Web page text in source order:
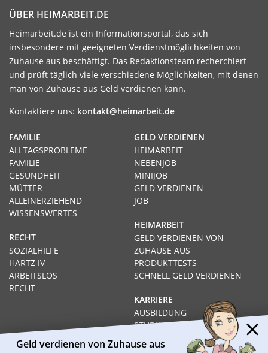
ÜBER HEIMARBEIT.DE
Heimarbeit.de ist ein Informationsportal, das sich
insbesondere mit geeigneten Verdienstmöglichkeiten von
Zuhause aus beschäftigt. Das Redaktionsteam recherchiert
und prüft täglich viele verschiedene Möglichkeiten, mit denen
man von Zuhause aus Geld verdienen kann.
Kontaktiere uns: kontakt@heimarbeit.de
GELD VERDIENEN
HEIMARBEIT
NEBENJOB
MINIJOB
GELD VERDIENEN
JOB
HEIMARBEIT
GELD VERDIENEN VON
ZUHAUSE AUS
PRODUKTTESTS
SCHNELL GELD VERDIENEN
KARRIERE
AUSBILDUNG
STUDIUM
GEHÄLTER
FAMILIE
ALLTAGSPROBLEME
FAMILIE
GESUNDHEIT
MÜTTER
ALLEINERZIEHEND
WISSENSWERTES
RECHT
SOZIALHILFE
HARTZ IV
ARBEITSLOS
RECHT
Geld verdienen von Zuhause aus